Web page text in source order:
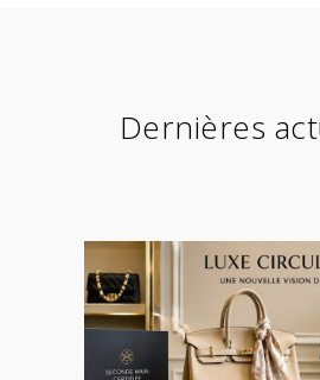
Dernières